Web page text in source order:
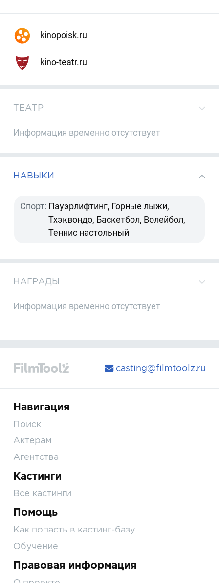
kinopoisk.ru
kino-teatr.ru
ТЕАТР
Информация временно отсутствует
НАВЫКИ
Спорт: Пауэрлифтинг, Горные лыжи,
Тхэквондо, Баскетбол, Волейбол,
Теннис настольный
НАГРАДЫ
Информация временно отсутствует
casting@filmtoolz.ru
Навигация
Поиск
Актерам
Агентства
Кастинги
Все кастинги
Помощь
Как попасть в кастинг-базу
Обучение
Правовая информация